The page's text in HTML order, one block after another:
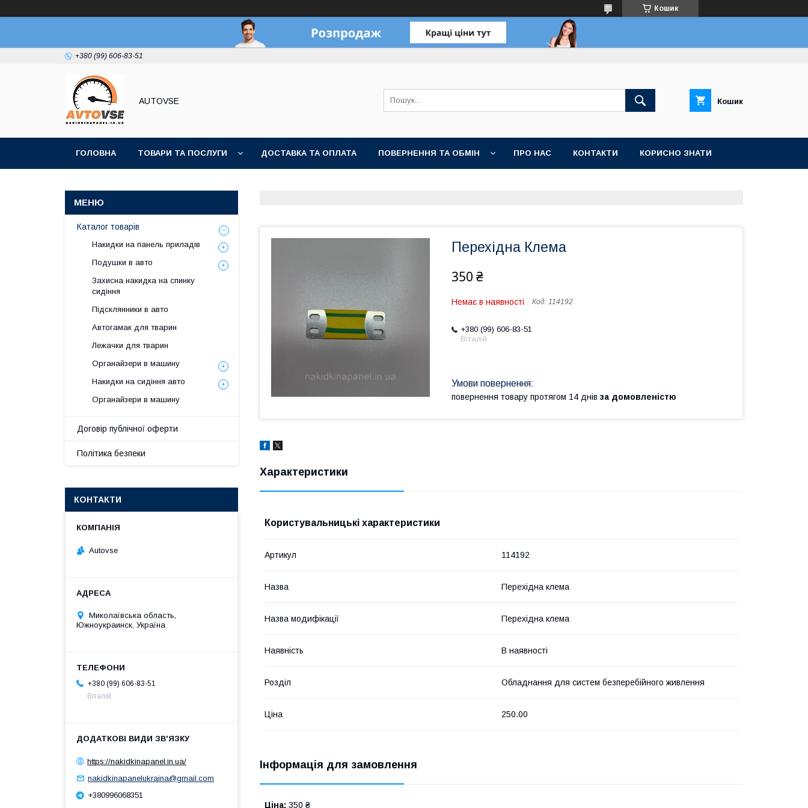
Кошик
+380 (99) 606-83-51
AUTOVSE Кошик
ГОЛОВНА ТОВАРИ ТА ПОСЛУГИ ДОСТАВКА ТА ОПЛАТА ПОВЕРНЕННЯ ТА ОБМІН ПРО НАС КОНТАКТИ КОРИСНО ЗНАТИ
Перехідна Клема
350 ₴
Немає в наявності Код: 114192
+380 (99) 606-83-51
Віталій
повернення товару протягом 14 днів за домовленістю
Характеристики
Користувальницькі характеристики
Артикул 114192
Назва Перехідна клема
Назва модифікації Перехідна клема
Наявність В наявності
Розділ Обладнання для систем безперебійного живлення
Ціна 250.00
Інформація для замовлення
Ціна: 350 ₴
Каталог товарів
Накидки на панель приладів
Подушки в авто
Захисна накидка на спинку
сидіння
Підсклянники в авто
Автогамак для тварин
Лежачки для тварин
Органайзери в машину
Накидки на сидіння авто
Органайзери в машину
Договір публічної оферти
Політика безпеки
КОНТАКТИ
Autovse
Миколаївська область,
Южноукраинск, Україна
+380 (99) 606-83-51
Віталій
https://nakidkinapanel.in.ua/
nakidkinapanelukraina@gmail.com
+380996068351